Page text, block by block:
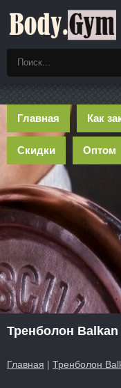
Главная Как
Скидки Оптом
Тренболон Balkan
Главная | Тренболон